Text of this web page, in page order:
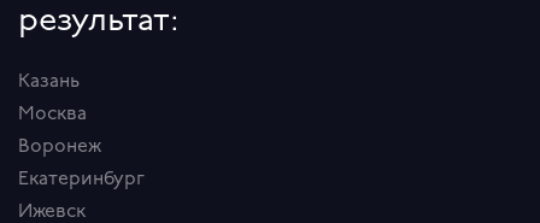
результат:
Казань
Москва
Воронеж
Екатеринбург
Ижевск